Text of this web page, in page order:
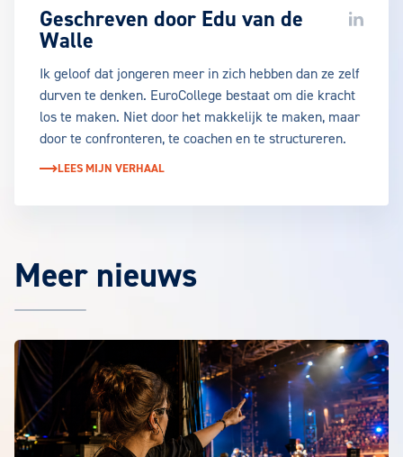
Geschreven door Edu van de
Walle
LinkedIn
Ik geloof dat jongeren meer in zich hebben dan ze zelf
durven te denken. EuroCollege bestaat om die kracht
los te maken. Niet door het makkelijk te maken, maar
door te confronteren, te coachen en te structureren.
LEES MIJN VERHAAL
Meer nieuws